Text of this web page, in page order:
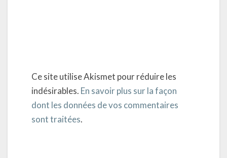
Ce site utilise Akismet pour réduire les
indésirables. En savoir plus sur la façon
dont les données de vos commentaires
sont traitées.